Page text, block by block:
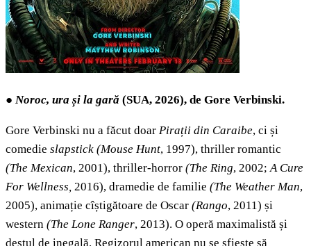
● Noroc, ura și la gară (SUA, 2026), de Gore Verbinski.
Gore Verbinski nu a făcut doar Pirații din Caraibe, ci și
comedie slapstick (Mouse Hunt, 1997), thriller romantic
(The Mexican, 2001), thriller-horror (The Ring, 2002;A Cure
For Wellness, 2016), dramedie de familie (The Weather Man,
2005), animație cîștigătoare de Oscar (Rango, 2011) și
western (The Lone Ranger, 2013). O operă maximalistă și
destul de inegală. Regizorul american nu se sfiește să